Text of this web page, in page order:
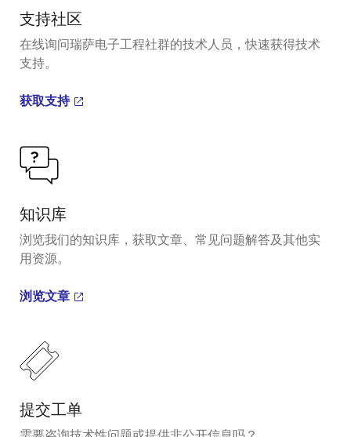
支持社区
在线询问瑞萨电子工程社群的技术人员，快速获得技术
支持。
获取支持
知识库
浏览我们的知识库，获取文章、常见问题解答及其他实
用资源。
浏览文章
提交工单